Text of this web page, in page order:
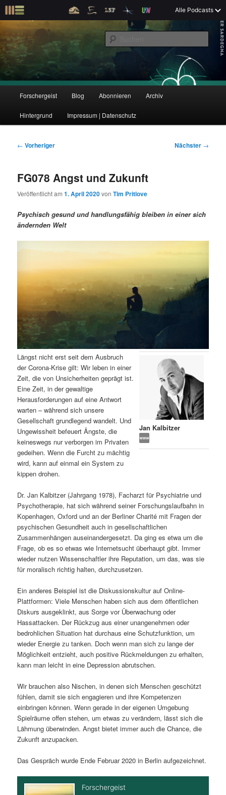
m
p
r
i
ä
Alle Podcasts
Forschergeist
Der Interview-Podcast zu Bildung und Forschung
u
e
p
Z
u
r
m
ä
r
n
I
n
h
a
l
t
s
r
i
n
g
e
Z
u
e
u
n
d
r
e
n
I
n
h
a
l
s
p
r
n
n
Forschergeist Blog Abonnieren Archiv
Hintergrund Impressum | Datenschutz
B
t
a
s
n
a
v
g
a
t
i
o
n
← Vorheriger Nächster →
FG078 Angst und Zukunft
Veröffentlicht am1. April 2020vonTim Pritlove
Psychisch gesund und handlungsfähig bleiben in einer sich
ändernden Welt
Jan Kalbitzer
Längst nicht erst seit dem Ausbruch
der Corona-Krise gilt: Wir leben in einer
Zeit, die von Unsicherheiten geprägt ist.
Eine Zeit, in der gewaltige
Herausforderungen auf eine Antwort
warten – während sich unsere
Gesellschaft grundlegend wandelt. Und
Ungewissheit befeuert Ängste, die
keineswegs nur verborgen im Privaten
gedeihen. Wenn die Furcht zu mächtig
wird, kann auf einmal ein System zu
kippen drohen.
Dr. Jan Kalbitzer (Jahrgang 1978), Facharzt für Psychiatrie und
Psychotherapie, hat sich während seiner Forschungslaufbahn in
Kopenhagen, Oxford und an der Berliner Charité mit Fragen der
psychischen Gesundheit auch in gesellschaftlichen
Zusammenhängen auseinandergesetzt. Da ging es etwa um die
Frage, ob es so etwas wie Internetsucht überhaupt gibt. Immer
wieder nutzen Wissenschaftler ihre Reputation, um das, was sie
für moralisch richtig halten, durchzusetzen.
Ein anderes Beispiel ist die Diskussionskultur auf Online-
Plattformen: Viele Menschen haben sich aus dem öffentlichen
Diskurs ausgeklinkt, aus Sorge vor Überwachung oder
Hassattacken. Der Rückzug aus einer unangenehmen oder
bedrohlichen Situation hat durchaus eine Schutzfunktion, um
wieder Energie zu tanken. Doch wenn man sich zu lange der
Möglichkeit entzieht, auch positive Rückmeldungen zu erhalten,
kann man leicht in eine Depression abrutschen.
Wir brauchen also Nischen, in denen sich Menschen geschützt
fühlen, damit sie sich engagieren und ihre Kompetenzen
einbringen können. Wenn gerade in der eigenen Umgebung
Spielräume offen stehen, um etwas zu verändern, lässt sich die
Lähmung überwinden. Angst bietet immer auch die Chance, die
Zukunft anzupacken.
Das Gespräch wurde Ende Februar 2020 in Berlin aufgezeichnet.